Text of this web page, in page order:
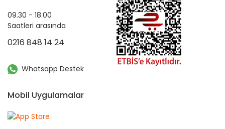
09.30 - 18.00
Saatleri arasında
0216 848 14 24
Whatsapp Destek
Mobil Uygulamalar